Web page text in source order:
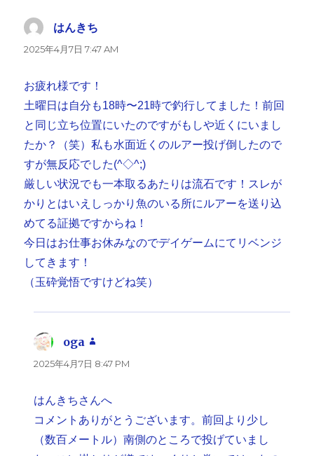
はんきち
り:
2025年4月7日 7:47 AM
お疲れ様です！
土曜日は自分も18時〜21時で釣行してました！前回
と同じ立ち位置にいたのですがもしや近くにいまし
たか？（笑）私も水面近くのルアー投げ倒したので
すが無反応でした(^◇^;)
厳しい状況でも一本取るあたりは流石です！スレが
かりとはいえしっかり魚のいる所にルアーを送り込
めてる証拠ですからね！
今日はお仕事お休みなのでデイゲームにてリベンジ
してきます！
（玉砕覚悟ですけどね笑）
oga
り:
2025年4月7日 8:47 PM
はんきちさんへ
コメントありがとうございます。前回より少し
（数百メートル）南側のところで投げていまし